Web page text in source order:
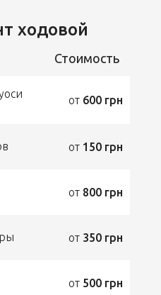
ходовой
Стоимость
от 600 грн
от 150 грн
от 800 грн
от 350 грн
от 500 грн